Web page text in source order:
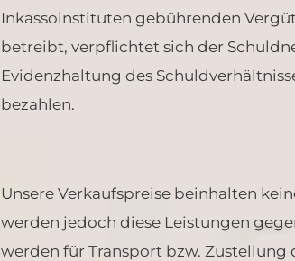
Inkassoinstituten gebührenden
betreibt, verpflichtet sich der
Evidenzhaltung des
bezahlen.
Unsere Verkaufspreise beinhalten
werden jedoch diese Leistungen
werden für Transport bzw.